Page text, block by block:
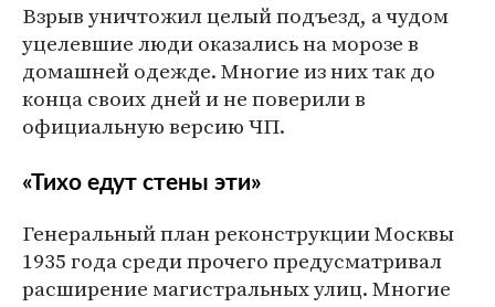
Взрыв уничтожил целый подъезд, а чудом
уцелевшие люди оказались на морозе в
домашней одежде. Многие из них так до
конца своих дней и не поверили в
официальную версию ЧП.
«Тихо едут стены эти»
Генеральный план реконструкции Москвы
1935 года среди прочего предусматривал
расширение магистральных улиц. Многие